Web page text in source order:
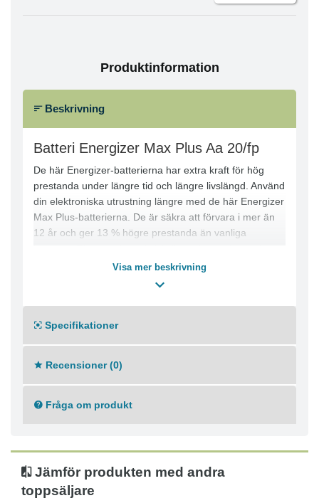
Produktinformation
Beskrivning
Batteri Energizer Max Plus Aa 20/fp
De här Energizer-batterierna har extra kraft för hög
prestanda under längre tid och längre livslängd. Använd
din elektroniska utrustning längre med de här Energizer
Max Plus-batterierna. De är säkra att förvara i mer än
12 år och ger 13 % högre prestanda än vanliga
tillsatts är de dessutom miljövänligare och enklare att
kassera. - AA-batterier - +12 års hållbarhet - Längre
Visa mer beskrivning
Specifikationer
Recensioner (0)
Fråga om produkt
Jämför produkten med andra
toppsäljare